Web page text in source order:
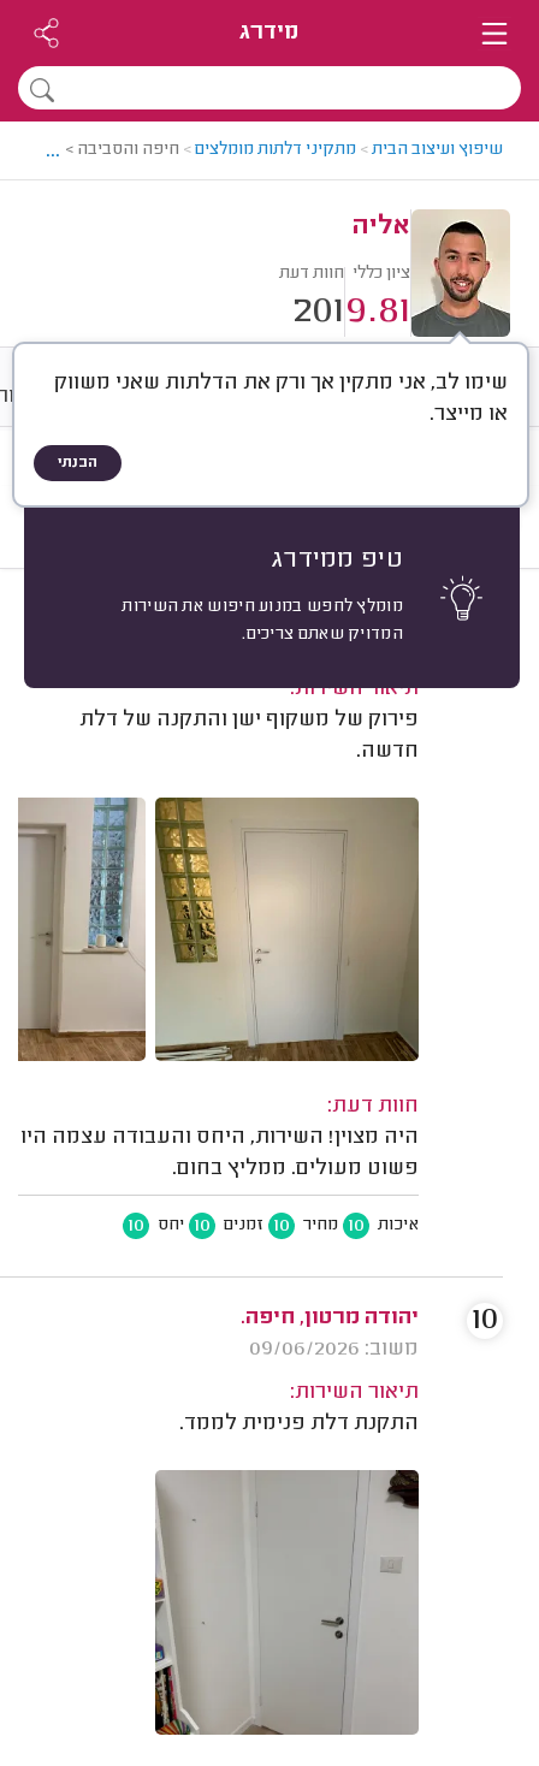
מידרג
שיפוץ ועיצוב הבית> מתקיני דלתות מומלצים> חיפה והסביבה > מתקין
...
אליה
ציון כללי
9.81
חוות דעת
201
שימו לב, אני מתקין אך ורק את הדלתות שאני משווק
או מייצר.
הבנתי
טיפ ממידרג
מומלץ לחפש במנוע חיפוש את השירות
המדויק שאתם צריכים.
חוות דעת ממוצע גלריה
גיל לוי, נשר.
משוב: 21/07/2026
תיאור השירות:
פירוק של משקוף ישן והתקנה של דלת
חדשה.
חוות דעת:
היה מצוין! השירות, היחס והעבודה עצמה היו
פשוט מעולים. ממליץ בחום.
איכות 10 מחיר 10 זמנים 10 יחס 10
10
יהודה מרטון, חיפה.
משוב: 09/06/2026
תיאור השירות:
התקנת דלת פנימית לממד.
10